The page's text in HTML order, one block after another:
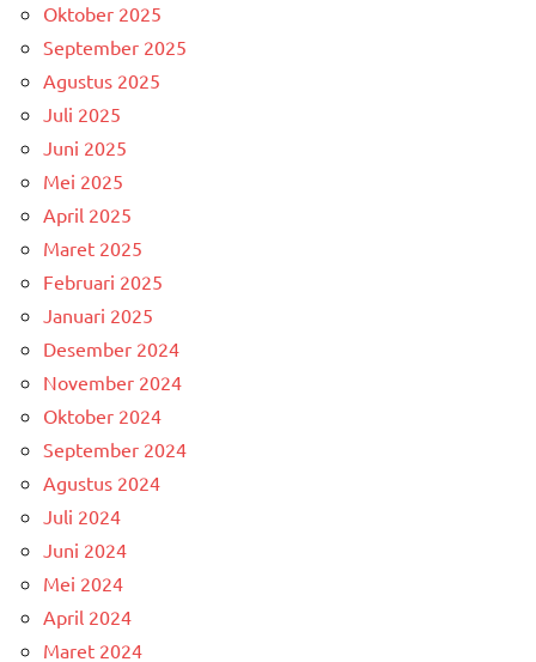
Oktober 2025
September 2025
Agustus 2025
Juli 2025
Juni 2025
Mei 2025
April 2025
Maret 2025
Februari 2025
Januari 2025
Desember 2024
November 2024
Oktober 2024
September 2024
Agustus 2024
Juli 2024
Juni 2024
Mei 2024
April 2024
Maret 2024